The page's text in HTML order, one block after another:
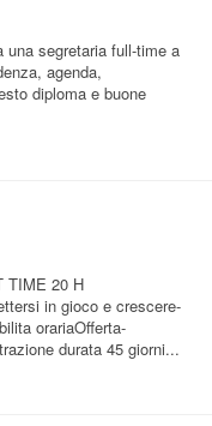
segretaria full-time a
agenda,
diploma e buone
TIME 20 H
in gioco e crescere-
orariaOfferta-
durata 45 giorni...